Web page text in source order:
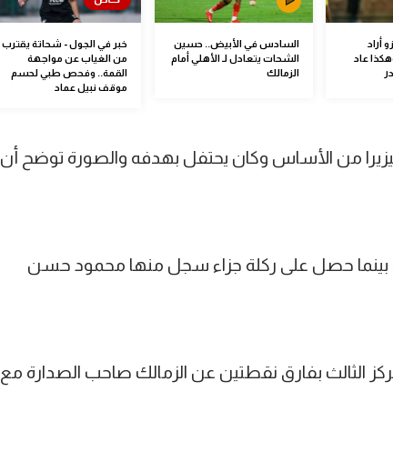
أراد
عاد
السادس في الأبيض.. حسين
الشحات يتعادل لـ الأهلي أمام
الزمالك
خبر في الجول - شحاتة يقترب
من الغياب عن مواجهة
القمة.. وفحص طبي لحسم
موقف نبيل عماد
من الأساس وكان يحتفل بهدفه والصورة توضح أن
بينما حصل على ركلة جزاء سجل منها محمود حسن
الأهلي للنقطة 15 في المركز الثالث بفارق نقطتين عن الزمالك صاحب الصدارة مع